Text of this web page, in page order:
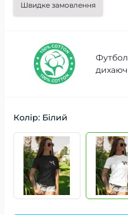
Швидке замовлення
Колір: Білий